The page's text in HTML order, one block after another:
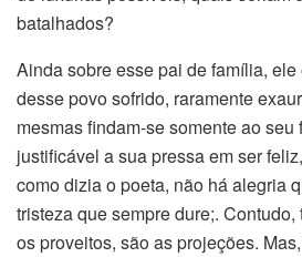
batalhados?
Ainda sobre esse pai de família,
desse povo sofrido, raramente
mesmas findam-se somente ao seu
justificável a sua pressa em ser
como dizia o poeta, não há alegria
tristeza que sempre dure;.
os proveitos, são as projeções.